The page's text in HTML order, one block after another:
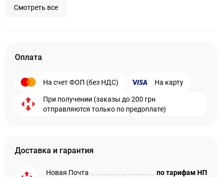
Смотреть все
Оплата
На счет ФОП (без НДС) На карту
При получении (заказы до 200 грн
отправляются только по предоплате)
Доставка и гарантия
Новая Почта по тарифам НП